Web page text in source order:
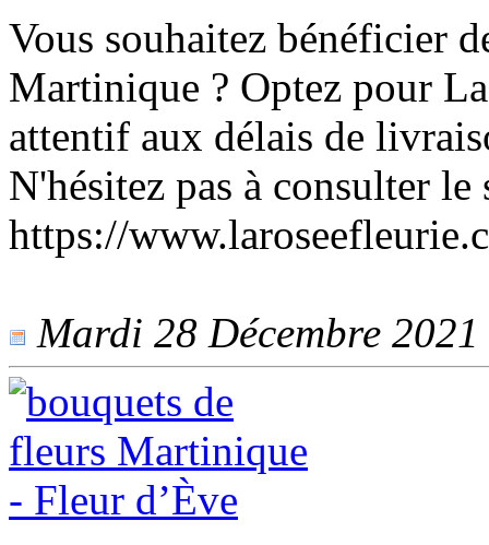
Vous souhaitez bénéficier
Martinique ? Optez pour
attentif aux délais de
N'hésitez pas à consulter le
https://
Mardi 28 Décembre